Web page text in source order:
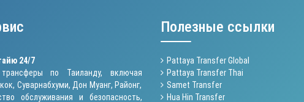
24/7
по Таиланду, включая
Суварнабхуми, Дон Муанг, Районг,
обслуживания и безопасность,
Полезные ссылки
Pattaya Transfer Global
Pattaya Transfer Thai
Samet Transfer
Hua Hin Transfer